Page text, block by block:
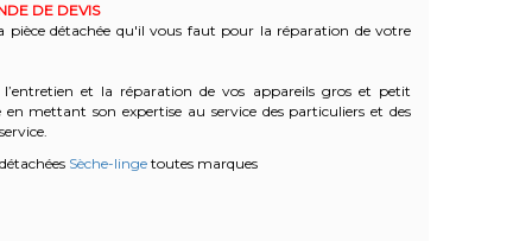
DE DEVIS
pièce détachée qu'il vous faut pour la réparation de votre
et la réparation de vos appareils gros et petit
mettant son expertise au service des particuliers et des
Sèche-lingetoutes marques